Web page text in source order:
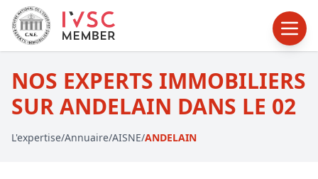
NOS EXPERTS IMMOBILIERS
SUR ANDELAIN DANS LE 02
L'expertise/Annuaire/AISNE/ANDELAIN